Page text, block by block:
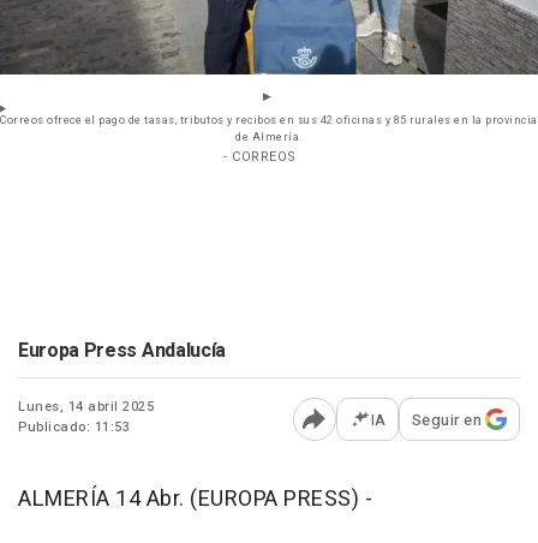
Correos ofrece el pago de tasas, tributos y recibos en sus 42 oficinas y 85 rurales en la provincia
de Almería.
- CORREOS
Europa Press Andalucía
Lunes, 14 abril 2025
Publicado: 11:53
Abrir opciones para
IA Seguir en
ALMERÍA 14 Abr. (EUROPA PRESS) -